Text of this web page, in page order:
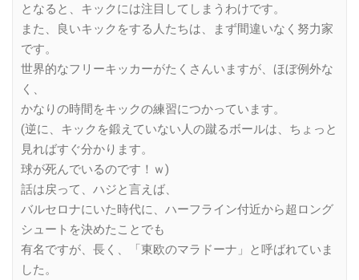
となると、キックには注目してしまうわけです。
また、良いキックをする人たちは、まず間違いなく努力家
です。
世界的なフリーキッカーがたくさんいますが、ほぼ例外な
く、
かなりの時間をキックの練習につかっています。
(逆に、キックを鍛えていない人の蹴るボールは、ちょっと
見ればすぐ分かります。
球が死んでいるのです！ｗ)
話は戻って、ハジと言えば、
バルセロナにいた時代に、ハーフライン付近から超ロング
シュートを決めたことでも
有名ですが、長く、「東欧のマラドーナ」と呼ばれていま
した。